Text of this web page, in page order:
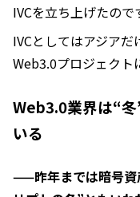
IVCを立ち上げたので
IVCとしてはアジア
Web3.0プロジェクト
Web3.0業界は“
いる
——昨年までは暗号資